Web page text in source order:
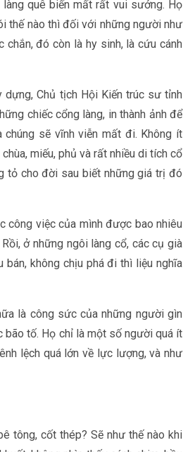
quê biến mất rất vui sướng. Họ
thế nào thì đối với những người như
đó còn là hy sinh, là cứu cánh
Chủ tịch Hội Kiến trúc sư tỉnh
chiếc cổng làng, in thành ảnh để
sẽ vĩnh viễn mất đi. Không ít
miếu, phủ và rất nhiều di tích cổ
tỏ cho đời sau biết những giá trị đó
công việc của mình được bao nhiêu
ở những ngôi làng cổ, các cụ già
không chịu phá đi thì liệu nghĩa
là công sức của những người gìn
bão tố. Họ chỉ là một số người quá ít
lệch quá lớn về lực lượng, và như
tông, cốt thép? Sẽ như thế nào khi